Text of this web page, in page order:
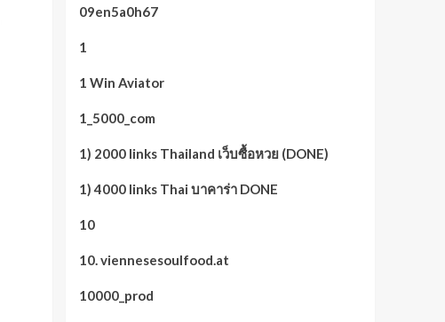
09en5a0h67
1
1 Win Aviator
1_5000_com
1) 2000 links Thailand เว็บซื้อหวย (DONE)
1) 4000 links Thai บาคาร่า DONE
10
10. viennesesoulfood.at
10000_prod